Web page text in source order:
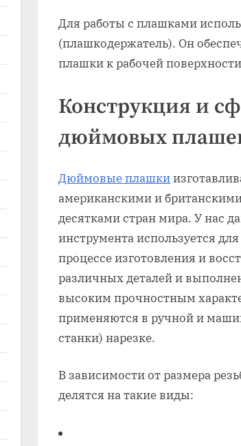
Для работы с плашками
(плашкодержатель). Он
плашки к рабочей
Конструкция и
дюймовых
Дюймовые плашки
американскими и
десятками стран мира. У нас
инструмента используется
процессе изготовления и
различных деталей и
высоким прочностным
применяются в ручной и
станки) нарезке.
В зависимости от размера
делятся на такие виды: